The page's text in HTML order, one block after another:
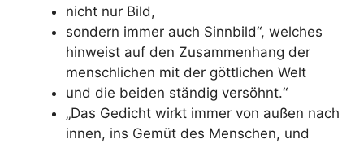
nicht nur Bild,
sondern immer auch Sinnbild“, welches
hinweist auf den Zusammenhang der
menschlichen mit der göttlichen Welt
und die beiden ständig versöhnt.“
„Das Gedicht wirkt immer von außen nach
innen, ins Gemüt des Menschen, und